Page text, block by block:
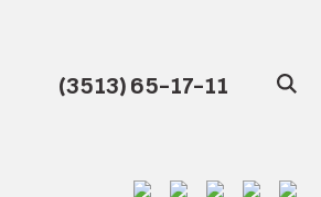
(3513) 65-17-11